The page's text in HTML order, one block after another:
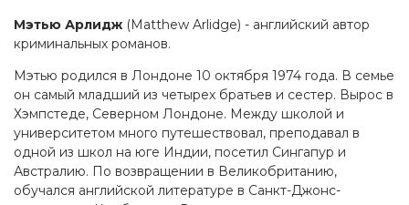
Мэтью Арлидж (Matthew Arlidge) - английский автор
криминальных романов.
Мэтью родился в Лондоне 10 октября 1974 года. В семье
он самый младший из четырех братьев и сестер. Вырос в
Хэмпстеде, Северном Лондоне. Между школой и
университетом много путешествовал, преподавал в
одной из школ на юге Индии, посетил Сингапур и
Австралию. По возвращении в Великобританию,
обучался английской литературе в Санкт-Джонс-